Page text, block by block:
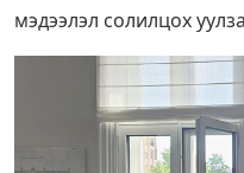
мэдээлэл солилцох